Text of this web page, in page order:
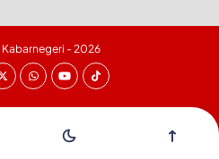
Kabarnegeri - 2026